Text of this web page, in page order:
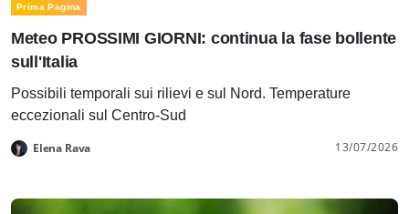
Prima Pagina
Meteo PROSSIMI GIORNI: continua la fase bollente
sull'Italia
Possibili temporali sui rilievi e sul Nord. Temperature
eccezionali sul Centro-Sud
Elena Rava 13/07/2026